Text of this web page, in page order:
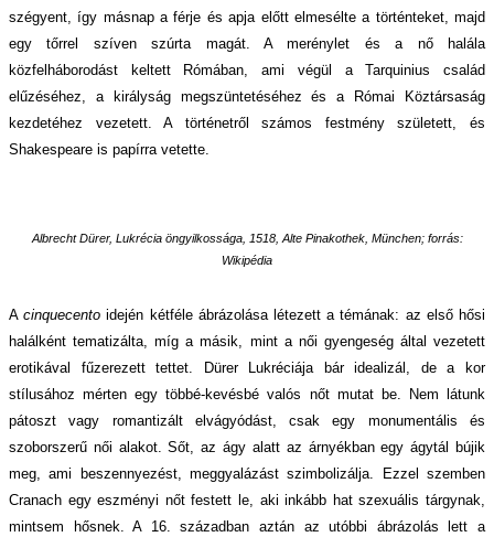
szégyent, így másnap a férje és apja előtt elmesélte a történteket, majd
egy tőrrel szíven szúrta magát. A merénylet és a nő halála
közfelháborodást keltett Rómában, ami végül a Tarquinius család
elűzéséhez, a királyság megszüntetéséhez és a Római Köztársaság
kezdetéhez vezetett. A történetről számos festmény született, és
Shakespeare is papírra vetette.
Albrecht Dürer, Lukrécia öngyilkossága, 1518, Alte Pinakothek, München; forrás:
Wikipédia
Acinquecentoidején kétféle ábrázolása létezett a témának: az első hősi
halálként tematizálta, míg a másik, mint a női gyengeség által vezetett
erotikával fűzerezett tettet. Dürer Lukréciája bár idealizál, de a kor
stílusához mérten egy többé-kevésbé valós nőt mutat be. Nem látunk
pátoszt vagy romantizált elvágyódást, csak egy monumentális és
szoborszerű női alakot. Sőt, az ágy alatt az árnyékban egy ágytál bújik
meg, ami beszennyezést, meggyalázást szimbolizálja. Ezzel szemben
Cranach egy eszményi nőt festett le, aki inkább hat szexuális tárgynak,
mintsem hősnek. A 16. században aztán az utóbbi ábrázolás lett a